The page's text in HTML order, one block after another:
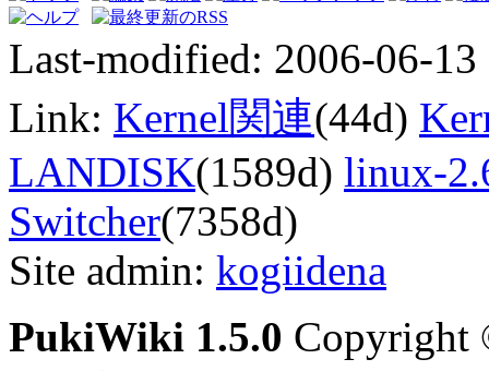
Last-modified: 2006-06-
Link: Kernel関連(44d)
LANDISK(1589d) linux-
Switcher(7358d)
Site admin: kogiidena
PukiWiki 1.5.0 Copyright